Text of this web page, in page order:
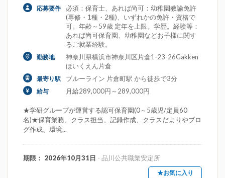
応募要件
必須：保育士、あれば尚可：幼稚園教諭免許
(専修・1種・2種)、いずれかの免許・資格で
可。年齢～59歳 定年を上限。学歴。経験等：
あれば尚可保育園、幼稚園などお子様に関す
るご就業経験。
勤務地
神奈川県横浜市神奈川区片倉1-23-26Gakken
ほいくえん片倉
最寄り駅 ブルーライン 片倉町駅 から徒歩で3分
給与 月給289,000円～289,000円
★学研グループが運営する認可保育園(0～5歳児/定員60
名)★保育業務、クラス担当、記録作成、クラスだよりやブロ
グ作成、環境...
期限： 2026年10月31日 - 品川公共職業安定所
★お気に入り